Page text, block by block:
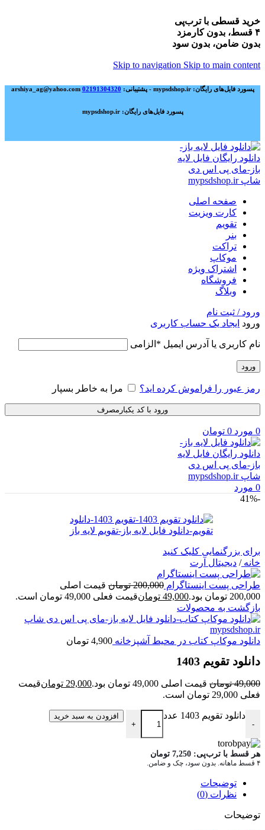
خرید قسطی با ترب‌پی
۴ قسط، بدون کارمزد
بدون ضامن، بدون سود
Skip to navigation Skip to main content
پسورد فایل‌های رایگان: mypsdshop.ir - پشتیبانی: arshiya_ag@yahoo.com 02191304320
پسورد فایل‌های رایگان: mypsdshop.ir
صفحه اصلی
کارت ویزیت
تقویم
بنر
تراکت
موکاپ
اشتراک ویژه
فروشگاه
وبلاگ
ورود / ثبت نام
ورود ایجاد یک حساب کاربری
نام کاربری یا آدرس ایمیل * الزامی
ورود
رمز عبور را فراموش کرده اید؟ مرا به خاطر بسپار
ورود با کد یکبارمصرف
0 مورد 0 تومان
0 مورد
-41%
برای بزرگنمایی کلیک کنید
خانه/ دیجیتال آرت
طراحی پست اینستاگرام 200,000 تومان قیمت اصلی
200,000 تومان بود.
49,000 تومانقیمت فعلی 49,000 تومان است.
بازگشت به محصولات
دانلود موکاپ کتاب در محیط آشپزخانه 4,900 تومان
دانلود تقویم 1403
49,000 تومان قیمت اصلی 49,000 تومان بود. 29,000 تومانقیمت
فعلی 29,000 تومان است.
-
دانلود تقویم 1403 عدد
+
افزودن به سبد خرید
هر قسط با ترب‌پی: 7,250 تومان
۴ قسط ماهانه. بدون سود، چک و ضامن.
توضیحات
نظرات (0)
توضیحات